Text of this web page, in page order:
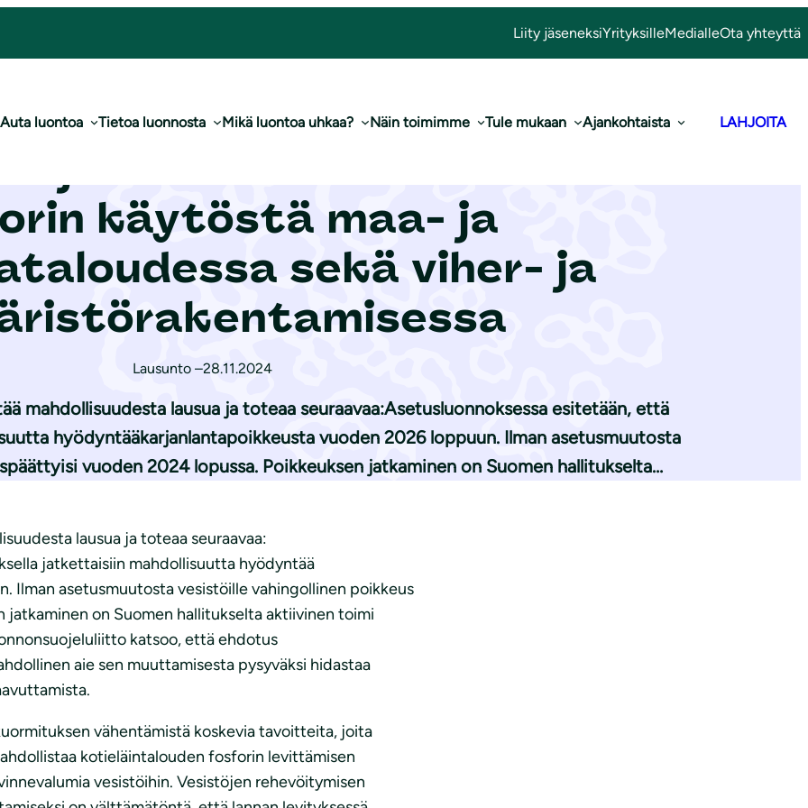
Liity jäseneksiYrityksilleMedialleOta yhteyttä
Auta luontoa Tietoa luonnosta Mikä luontoa uhkaa? Näin toimimme Tule mukaan Ajankohtaista LAHJOITA
ja puutarhataloudessa sekä viher- ja ympäristörakentamisessa
käytöstä maa- ja
sekä viher- ja
Lausunto –28.11.2024
mahdollisuudesta lausua ja toteaa seuraavaa:Asetusluonnoksessa esitetään, että
hyödyntääkarjanlantapoikkeusta vuoden 2026 loppuun. Ilman asetusmuutosta
vuoden 2024 lopussa. Poikkeuksen jatkaminen on Suomen hallitukselta…
lausua ja toteaa seuraavaa:
jatkettaisiin mahdollisuutta hyödyntää
Ilman asetusmuutosta vesistöille vahingollinen poikkeus
on Suomen hallitukselta aktiivinen toimi
katsoo, että ehdotus
aie sen muuttamisesta pysyväksi hidastaa
vähentämistä koskevia tavoitteita, joita
kotieläintalouden fosforin levittämisen
vesistöihin. Vesistöjen rehevöitymisen